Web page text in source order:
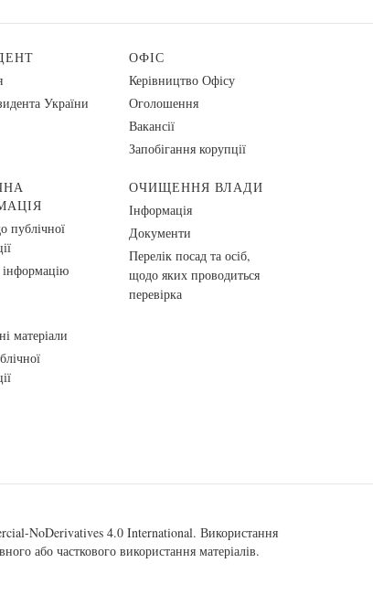
України
ОФІС
Керівництво Офісу
Оголошення
Вакансії
Запобігання корупції
публічної
матеріали
ОЧИЩЕННЯ ВЛАДИ
Інформація
Документи
Перелік посад та осіб,
щодо яких проводиться
перевірка
NoDerivatives 4.0 International. Використання
або часткового використання матеріалів.